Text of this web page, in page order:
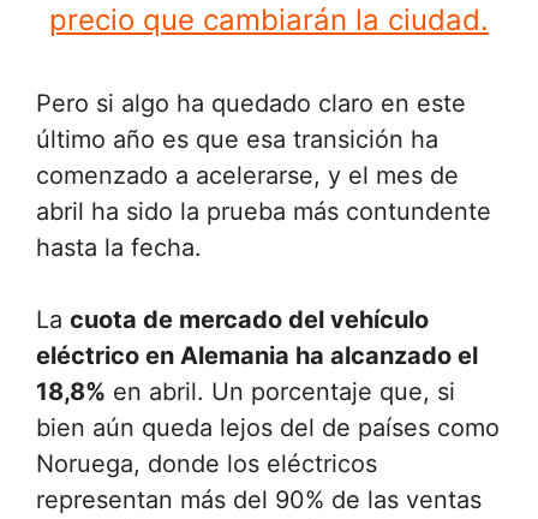
precio que cambiarán la ciudad.
Pero si algo ha quedado claro en este
último año es que esa transición ha
comenzado a acelerarse, y el mes de
abril ha sido la prueba más contundente
hasta la fecha.
La cuota de mercado del vehículo
eléctrico en Alemania ha alcanzado el
18,8% en abril. Un porcentaje que, si
bien aún queda lejos del de países como
Noruega, donde los eléctricos
representan más del 90% de las ventas